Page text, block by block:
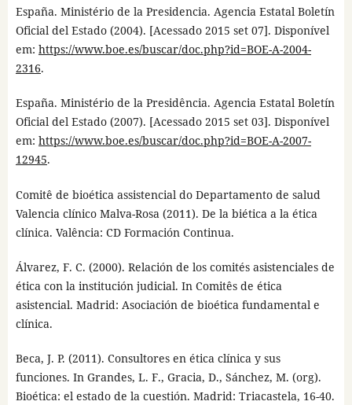
España. Ministério de la Presidencia. Agencia Estatal Boletín
Oficial del Estado (2004). [Acessado 2015 set 07]. Disponível
em: https://www.boe.es/buscar/doc.php?id=BOE-A-2004-
2316.
España. Ministério de la Presidência. Agencia Estatal Boletín
Oficial del Estado (2007). [Acessado 2015 set 03]. Disponível
em: https://www.boe.es/buscar/doc.php?id=BOE-A-2007-
12945.
Comitê de bioética assistencial do Departamento de salud
Valencia clínico Malva-Rosa (2011). De la biética a la ética
clínica. Valência: CD Formación Continua.
Álvarez, F. C. (2000). Relación de los comités asistenciales de
ética con la institución judicial. In Comitês de ética
asistencial. Madrid: Asociación de bioética fundamental e
clínica.
Beca, J. P. (2011). Consultores en ética clínica y sus
funciones. In Grandes, L. F., Gracia, D., Sánchez, M. (org).
Bioética: el estado de la cuestión. Madrid: Triacastela, 16-40.